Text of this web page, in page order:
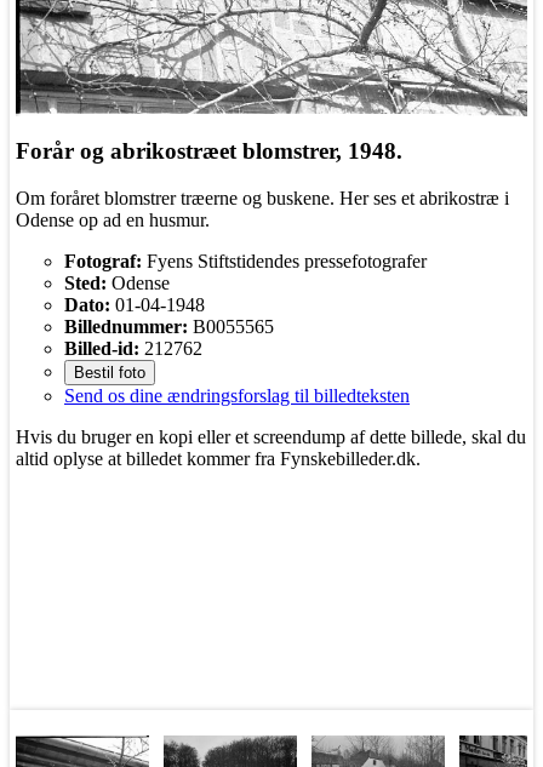
Forår og abrikostræet blomstrer, 1948.
Om foråret blomstrer træerne og buskene. Her ses et abrikostræ i
Odense op ad en husmur.
Fotograf: Fyens Stiftstidendes pressefotografer
Sted: Odense
Dato: 01-04-1948
Billednummer: B0055565
Billed-id: 212762
Bestil foto
Send os dine ændringsforslag til billedteksten
Hvis du bruger en kopi eller et screendump af dette billede, skal du
altid oplyse at billedet kommer fra Fynskebilleder.dk.